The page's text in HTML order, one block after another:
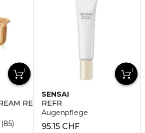
REFILL
85
SENSAI
REFR
Augenpflege
95.15 CHF